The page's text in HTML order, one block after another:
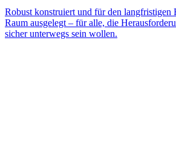
Robust konstruiert und für den langfristigen
Raum ausgelegt – für alle, die
sicher unterwegs sein wollen.